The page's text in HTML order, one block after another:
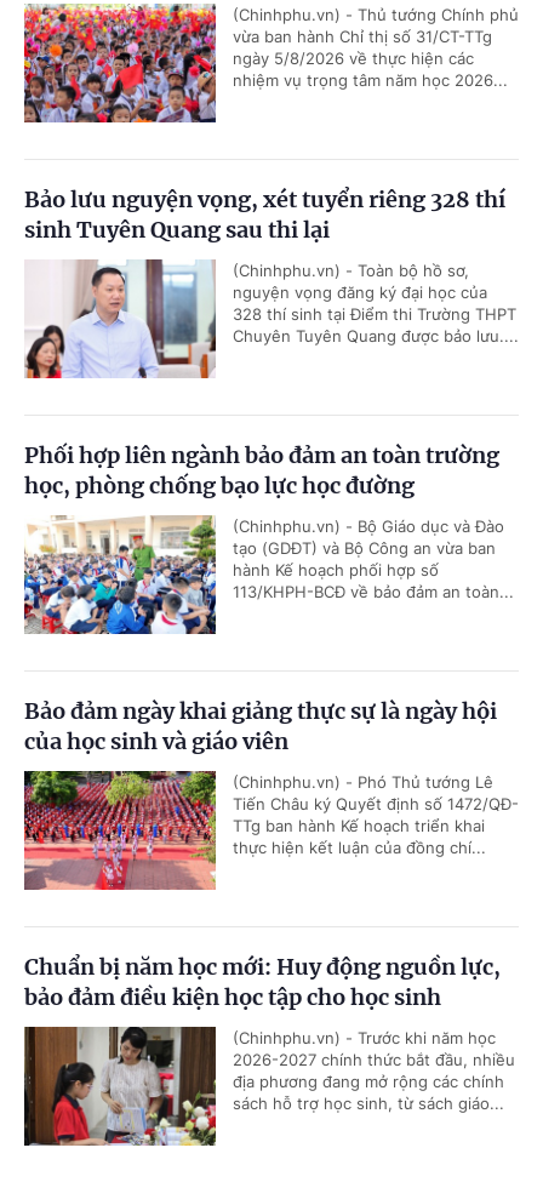
(Chinhphu.vn) - Thủ tướng Chính phủ
vừa ban hành Chỉ thị số 31/CT-TTg
ngày 5/8/2026 về thực hiện các
nhiệm vụ trọng tâm năm học 2026...
Bảo lưu nguyện vọng, xét tuyển riêng 328 thí
sinh Tuyên Quang sau thi lại
(Chinhphu.vn) - Toàn bộ hồ sơ,
nguyện vọng đăng ký đại học của
328 thí sinh tại Điểm thi Trường THPT
Chuyên Tuyên Quang được bảo lưu....
Phối hợp liên ngành bảo đảm an toàn trường
học, phòng chống bạo lực học đường
(Chinhphu.vn) - Bộ Giáo dục và Đào
tạo (GDĐT) và Bộ Công an vừa ban
hành Kế hoạch phối hợp số
113/KHPH-BCĐ về bảo đảm an toàn...
Bảo đảm ngày khai giảng thực sự là ngày hội
của học sinh và giáo viên
(Chinhphu.vn) - Phó Thủ tướng Lê
Tiến Châu ký Quyết định số 1472/QĐ-
TTg ban hành Kế hoạch triển khai
thực hiện kết luận của đồng chí...
Chuẩn bị năm học mới: Huy động nguồn lực,
bảo đảm điều kiện học tập cho học sinh
(Chinhphu.vn) - Trước khi năm học
2026-2027 chính thức bắt đầu, nhiều
địa phương đang mở rộng các chính
sách hỗ trợ học sinh, từ sách giáo...